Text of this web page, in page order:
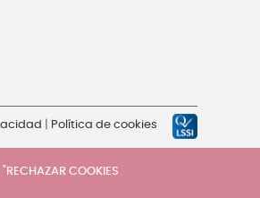
Política de cookies
"RECHAZAR COOKIES